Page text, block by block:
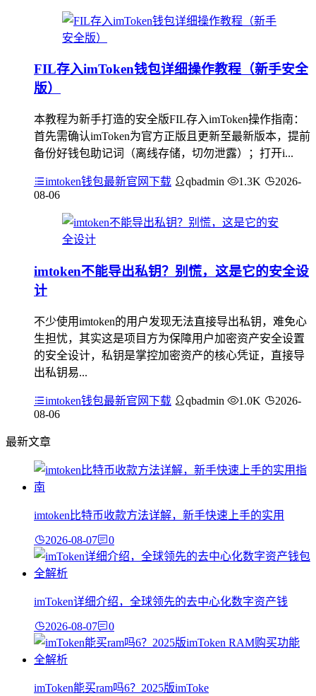
FIL存入imToken钱包详细操作教程（新手安全
版）
本教程为新手打造的安全版FIL存入imToken操作指南：
首先需确认imToken为官方正版且更新至最新版本，提前
备份好钱包助记词（离线存储，切勿泄露）；打开i...
imtoken钱包最新官网下载 qbadmin 1.3K
2026-
08-06
imtoken不能导出私钥？别慌，这是它的安全设
计
不少使用imtoken的用户发现无法直接导出私钥，难免心
生担忧，其实这是项目方为保障用户加密资产安全设置
的安全设计，私钥是掌控加密资产的核心凭证，直接导
出私钥易...
imtoken钱包最新官网下载 qbadmin 1.0K
2026-
08-06
最新文章
imtoken比特币收款方法详解，新手快速上手的实用
2026-08-07 0
imToken详细介绍，全球领先的去中心化数字资产钱
2026-08-07 0
imToken能买ram吗6？2025版imToke